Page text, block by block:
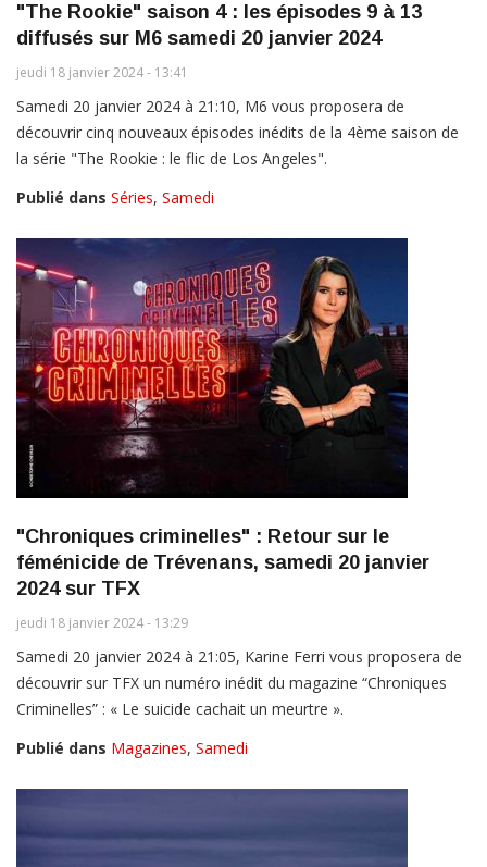
"The Rookie" saison 4 : les épisodes 9 à 13
diffusés sur M6 samedi 20 janvier 2024
jeudi 18 janvier 2024 - 13:41
Samedi 20 janvier 2024 à 21:10, M6 vous proposera de
découvrir cinq nouveaux épisodes inédits de la 4ème saison de
la série "The Rookie : le flic de Los Angeles".
Publié dans Séries, Samedi
"Chroniques criminelles" : Retour sur le
féménicide de Trévenans, samedi 20 janvier
2024 sur TFX
jeudi 18 janvier 2024 - 13:29
Samedi 20 janvier 2024 à 21:05, Karine Ferri vous proposera de
découvrir sur TFX un numéro inédit du magazine “Chroniques
Criminelles” : « Le suicide cachait un meurtre ».
Publié dans Magazines, Samedi